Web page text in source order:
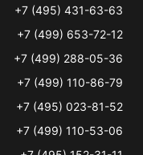
+7 (495) 431-63-63
+7 (499) 653-72-12
+7 (499) 288-05-36
+7 (499) 110-86-79
+7 (495) 023-81-52
+7 (499) 110-53-06